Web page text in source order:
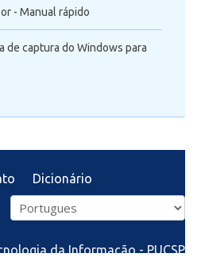
- Manual rápido
de captura do Windows para
Dicionário
da Informação - PUCSP